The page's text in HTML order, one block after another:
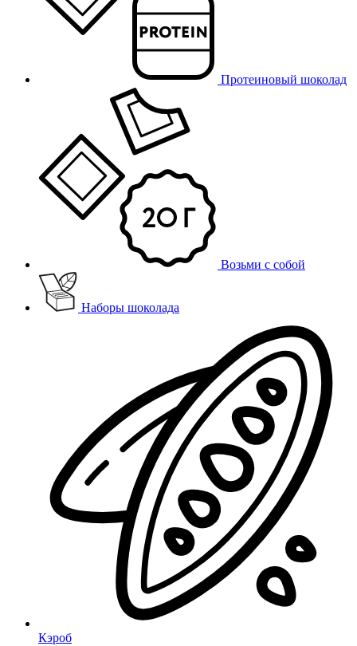
Протеиновый шоколад
Возьми с собой
Наборы шоколада
Кэроб